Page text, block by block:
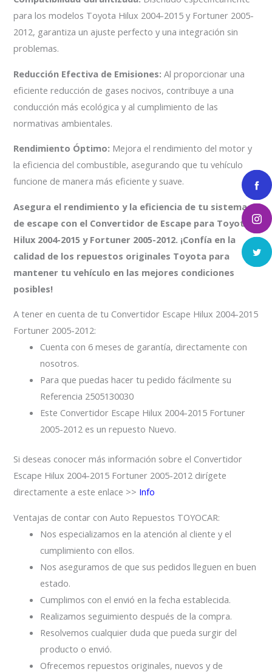
para los modelos Toyota Hilux 2004-2015 y Fortuner 2005-
2012, garantiza un ajuste perfecto y una integración sin
problemas.
Reducción Efectiva de Emisiones: Al proporcionar una
eficiente reducción de gases nocivos, contribuye a una
conducción más ecológica y al cumplimiento de las
normativas ambientales.
Rendimiento Óptimo: Mejora el rendimiento del motor y
la eficiencia del combustible, asegurando que tu vehículo
funcione de manera más eficiente y suave.
Asegura el rendimiento y la eficiencia de tu sistema
de escape con el Convertidor de Escape para Toyota
Hilux 2004-2015 y Fortuner 2005-2012. ¡Confía en la
calidad de los repuestos originales Toyota para
mantener tu vehículo en las mejores condiciones
posibles!
A tener en cuenta de tu Convertidor Escape Hilux 2004-2015
Fortuner 2005-2012:
Cuenta con 6 meses de garantía, directamente con
nosotros.
Para que puedas hacer tu pedido fácilmente su
Referencia 2505130030
Este Convertidor Escape Hilux 2004-2015 Fortuner
2005-2012 es un repuesto Nuevo.
Si deseas conocer más información sobre el Convertidor
Escape Hilux 2004-2015 Fortuner 2005-2012 dirígete
directamente a este enlace >> Info
Ventajas de contar con Auto Repuestos TOYOCAR:
Nos especializamos en la atención al cliente y el
cumplimiento con ellos.
Nos aseguramos de que sus pedidos lleguen en buen
estado.
Cumplimos con el envió en la fecha establecida.
Realizamos seguimiento después de la compra.
Resolvemos cualquier duda que pueda surgir del
producto o envió.
Ofrecemos repuestos originales, nuevos y de